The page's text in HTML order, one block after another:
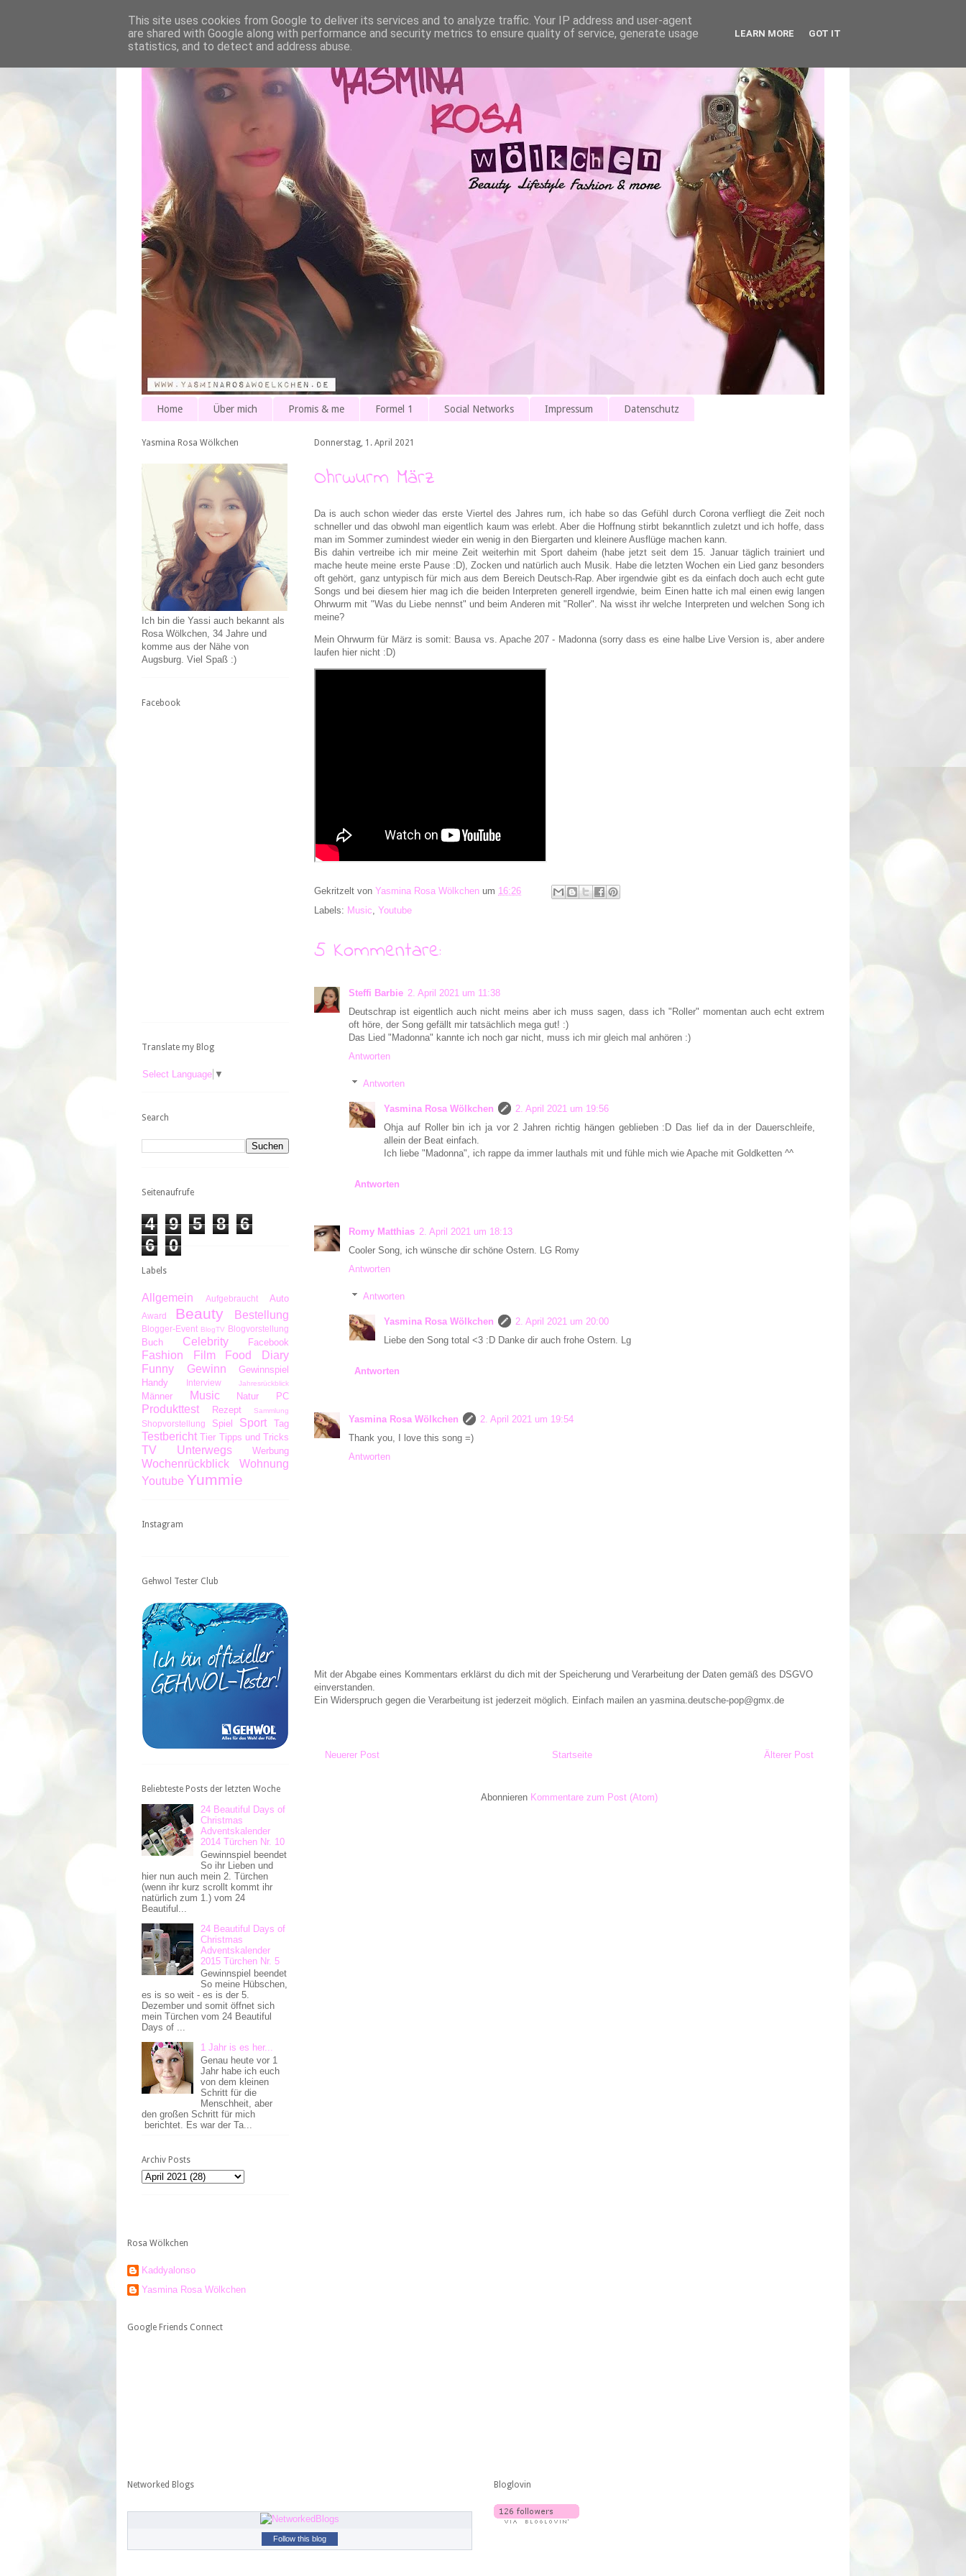
Home Über mich Promis & me Formel 1 Social Networks Impressum Datenschutz
Donnerstag, 1. April 2021
Ohrwurm März
Da is auch schon wieder das erste Viertel des Jahres rum, ich habe so das Gefühl durch Corona verfliegt die Zeit noch
schneller und das obwohl man eigentlich kaum was erlebt. Aber die Hoffnung stirbt bekanntlich zuletzt und ich hoffe, dass
man im Sommer zumindest wieder ein wenig in den Biergarten und kleinere Ausflüge machen kann.
Bis dahin vertreibe ich mir meine Zeit weiterhin mit Sport daheim (habe jetzt seit dem 15. Januar täglich trainiert und
mache heute meine erste Pause :D), Zocken und natürlich auch Musik. Habe die letzten Wochen ein Lied ganz besonders
oft gehört, ganz untypisch für mich aus dem Bereich Deutsch-Rap. Aber irgendwie gibt es da einfach doch auch echt gute
Songs und bei diesem hier mag ich die beiden Interpreten generell irgendwie, beim Einen hatte ich mal einen ewig langen
Ohrwurm mit "Was du Liebe nennst" und beim Anderen mit "Roller". Na wisst ihr welche Interpreten und welchen Song ich
meine?
Mein Ohrwurm für März is somit: Bausa vs. Apache 207 - Madonna (sorry dass es eine halbe Live Version is, aber andere
laufen hier nicht :D)
Gekritzelt von Yasmina Rosa Wölkchen um 16:26
Labels: Music Youtube
5 Kommentare:
Steffi Barbie 2. April 2021 um 11:38
Deutschrap ist eigentlich auch nicht meins aber ich muss sagen, dass ich "Roller" momentan auch echt extrem
oft höre, der Song gefällt mir tatsächlich mega gut! :)
Das Lied "Madonna" kannte ich noch gar nicht, muss ich mir gleich mal anhören :)
Antworten
Antworten
Yasmina Rosa Wölkchen
2. April 2021 um 19:56
Ohja auf Roller bin ich ja vor 2 Jahren richtig hängen geblieben :D Das lief da in der Dauerschleife,
allein der Beat einfach.
Ich liebe "Madonna", ich rappe da immer lauthals mit und fühle mich wie Apache mit Goldketten ^^
Antworten
Romy Matthias 2. April 2021 um 18:13
Cooler Song, ich wünsche dir schöne Ostern. LG Romy
Antworten
Antworten
Yasmina Rosa Wölkchen
2. April 2021 um 20:00
Liebe den Song total <3 :D Danke dir auch frohe Ostern. Lg
Antworten
Yasmina Rosa Wölkchen
2. April 2021 um 19:54
Thank you, I love this song =)
Antworten
Mit der Abgabe eines Kommentars erklärst du dich mit der Speicherung und Verarbeitung der Daten gemäß des DSGVO
einverstanden.
Ein Widerspruch gegen die Verarbeitung ist jederzeit möglich. Einfach mailen an yasmina.deutsche-pop@gmx.de
Neuerer Post Älterer Post
Startseite
Abonnieren Kommentare zum Post (Atom)
Yasmina Rosa Wölkchen
Ich bin die Yassi auch bekannt als
Rosa Wölkchen, 34 Jahre und
komme aus der Nähe von
Augsburg. Viel Spaß :)
Facebook
Translate my Blog
Select Language ▼
Search
Seitenaufrufe
4 9 5 8
6
6
0
Labels
Allgemein Aufgebraucht Auto
Award Beauty Bestellung
Blogger-Event BlogTV Blogvorstellung
Buch Celebrity Facebook
Fashion Film
Food Diary
Funny
Gewinn
Gewinnspiel
Handy
Interview Jahresrückblick
Männer Music Natur PC
Produkttest Rezept Sammlung
Shopvorstellung Spiel Sport Tag
Testbericht Tier Tipps und Tricks
TV Unterwegs Werbung
Wochenrückblick
Wohnung
Youtube Yummie
Instagram
Gehwol Tester Club
Beliebteste Posts der letzten Woche
24 Beautiful Days of
Christmas
Adventskalender
2014 Türchen Nr. 10
Gewinnspiel beendet
So ihr Lieben und
hier nun auch mein 2. Türchen
(wenn ihr kurz scrollt kommt ihr
natürlich zum 1.) vom 24
Beautiful...
24 Beautiful Days of
Christmas
Adventskalender
2015 Türchen Nr. 5
Gewinnspiel beendet
So meine Hübschen,
es is so weit - es is der 5.
Dezember und somit öffnet sich
mein Türchen vom 24 Beautiful
Days of ...
1 Jahr is es her...
Genau heute vor 1
Jahr habe ich euch
von dem kleinen
Schritt für die
Menschheit, aber
den großen Schritt für mich
berichtet. Es war der Ta...
Archiv Posts
Rosa Wölkchen
Kaddyalonso
Yasmina Rosa Wölkchen
Google Friends Connect
Networked Blogs
Follow this blog
Bloglovin
This site uses cookies from Google to deliver its services and to analyze traffic. Your IP address and user-agent
are shared with Google along with performance and security metrics to ensure quality of service, generate usage
statistics, and to detect and address abuse.
LEARN MORE GOT IT